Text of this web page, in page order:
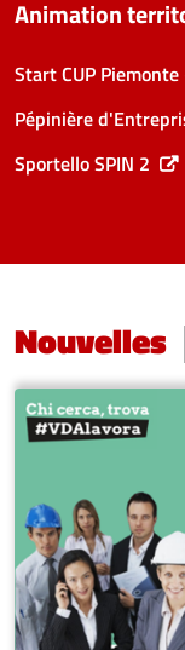
Animation
Start CUP
Pépinière
Sportello SPIN 2
Nouvelles